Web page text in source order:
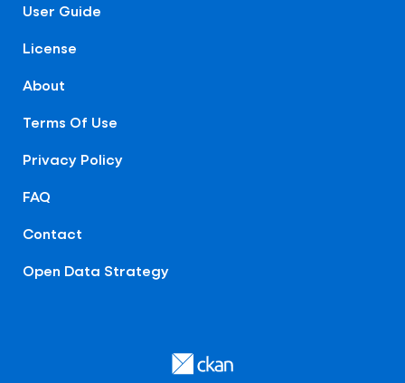
User Guide
License
About
Terms Of Use
Privacy Policy
FAQ
Contact
Open Data Strategy